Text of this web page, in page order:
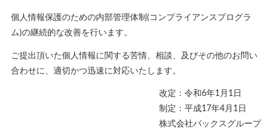
個人情報保護のための内部管理体制(コンプライアンスプログラ
ム)の継続的な改善を行います。
ご提出頂いた個人情報に関する苦情、相談、及びその他のお問い
合わせに、適切かつ迅速に対応いたします。
改定：令和6年1月1日
制定：平成17年4月1日
株式会社バックスグループ